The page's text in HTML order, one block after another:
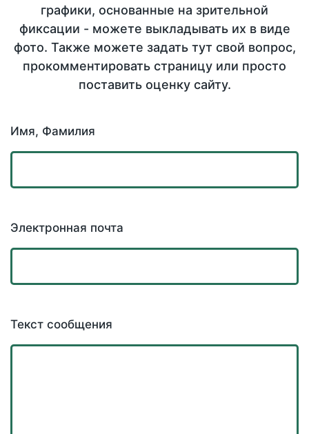
графики, основанные на зрительной
фиксации - можете выкладывать их в виде
фото. Также можете задать тут свой вопрос,
прокомментировать страницу или просто
поставить оценку сайту.
Имя, Фамилия
Электронная почта
Текст сообщения